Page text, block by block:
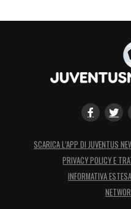
SCARICA L’APP DI JUVENTUS
PRIVACY POLICY E
INFORMATIVA